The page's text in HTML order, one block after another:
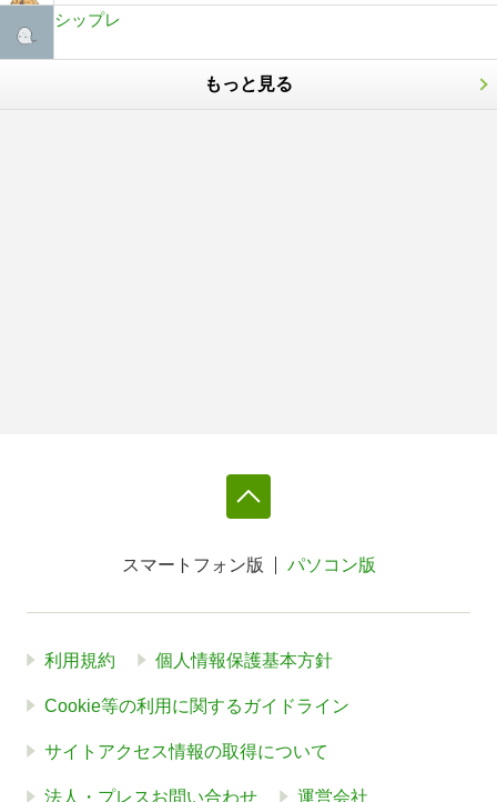
シップレ
もっと見る
スマートフォン版 パソコン版
利用規約 個人情報保護基本方針
Cookie等の利用に関するガイドライン
サイトアクセス情報の取得について
法人・プレスお問い合わせ 運営会社